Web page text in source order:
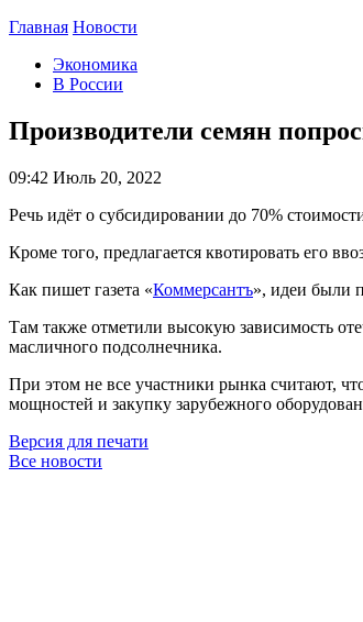
Главная Новости
Экономика
В России
Производители семян
09:42 Июль 20, 2022
Речь идёт о субсидировании до 70%
Кроме того, предлагается квотировать его
Как пишет газета «Коммерсантъ», идеи были
Там также отметили высокую зависимость
масличного подсолнечника.
При этом не все участники рынка считают,
мощностей и закупку зарубежного
Версия для печати
Все новости